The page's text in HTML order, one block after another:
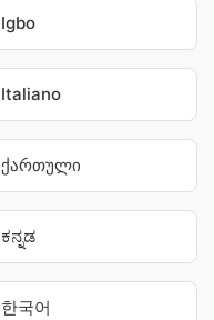
Igbo
Italiano
ქართული
ಕನ್ನಡ
한국어